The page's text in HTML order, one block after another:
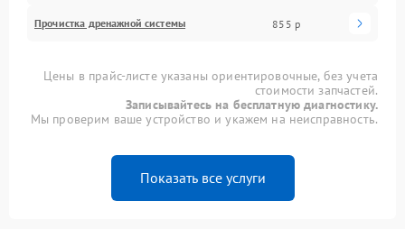
Прочистка дренажной системы 855 р
Цены в прайс-листе указаны ориентировочные, без учета
стоимости запчастей.
Записывайтесь на бесплатную диагностику.
Мы проверим ваше устройство и укажем на неисправность.
Показать все услуги